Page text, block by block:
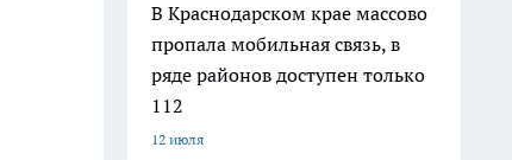
В Краснодарском крае массово
пропала мобильная связь, в
ряде районов доступен только
112
12 июля